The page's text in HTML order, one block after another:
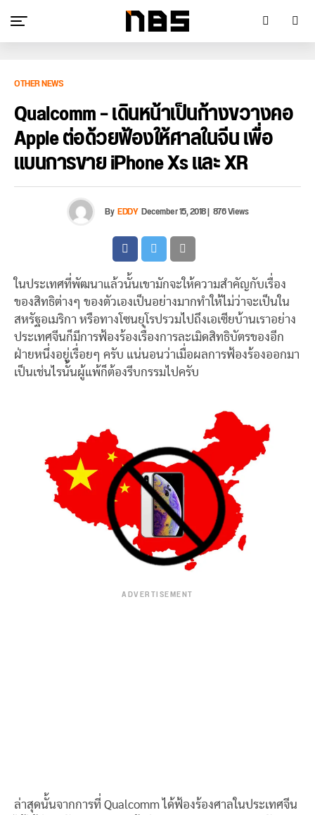
OTHER NEWS
Qualcomm – เดินหน้าเป็นก้างขวางคอ
Apple ต่อด้วยฟ้องให้ศาลในจีน เพื่อ
แบนการขาย iPhone Xs และ XR
ByEDDYDecember 15, 2018| 876 Views
ในประเทศที่พัฒนาแล้วนั้นเขามักจะให้ความสำคัญกับเรื่อง
ของสิทธิต่างๆ ของตัวเองเป็นอย่างมากทำให้ไม่ว่าจะเป็นใน
สหรัฐอเมริกา หรือทางโซนยุโรปรวมไปถึงเอเซียบ้านเราอย่าง
ประเทศจีนก็มีการฟ้องร้องเรื่องการละเมิดสิทธิบัตรของอีก
ฝ่ายหนึ่งอยู่เรื่อยๆ ครับ แน่นอนว่าเมื่อผลการฟ้องร้องออกมา
เป็นเช่นไรนั้นผู้แพ้ก็ต้องรีบกรรมไปครับ
ADVERTISEMENT
ล่าสุดนั้นจากการที่ Qualcomm ได้ฟ้องร้องศาลในประเทศจีน